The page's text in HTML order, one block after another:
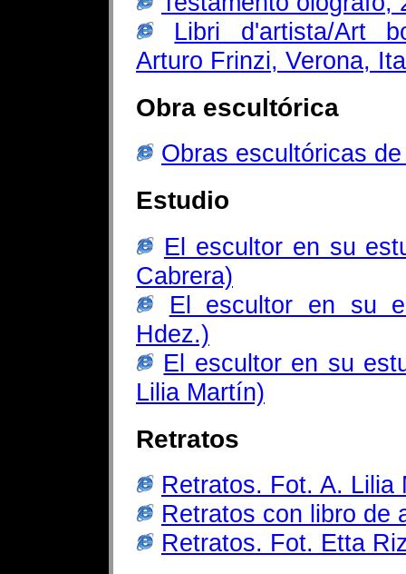
Libri d'artista/Art
Arturo Frinzi, Verona,
Obra escultórica
Obras escultóricas
Estudio
El escultor en su
Cabrera)
El escultor en su
Hdez.)
El escultor en su
Lilia Martín)
Retratos
Retratos. Fot. A. Lilia
Retratos con libro de
Retratos. Fot. Etta